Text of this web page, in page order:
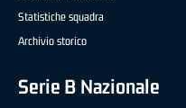
Statistiche squadra
Archivio storico
Serie B Nazionale